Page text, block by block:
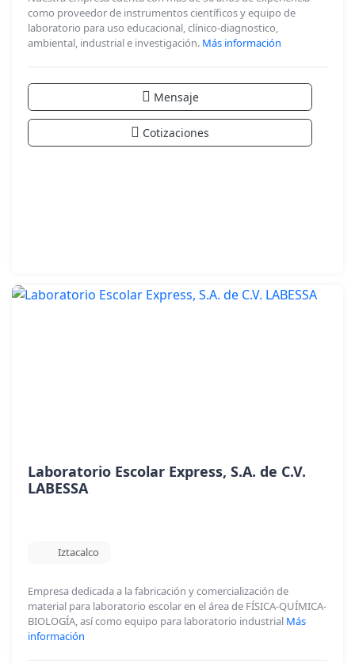
como proveedor de instrumentos científicos y equipo de
laboratorio para uso educacional, clínico-diagnostico,
ambiental, industrial e investigación. Más información
Mensaje
Cotizaciones
Laboratorio Escolar Express, S.A. de C.V.
LABESSA
Iztacalco
Empresa dedicada a la fabricación y comercialización de
material para laboratorio escolar en el área de FÍSICA-QUÍMICA-
BIOLOGÍA, así como equipo para laboratorio industrial Más
información